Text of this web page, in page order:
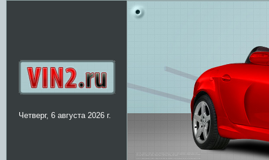
Четверг, 6 августа 2026 г.